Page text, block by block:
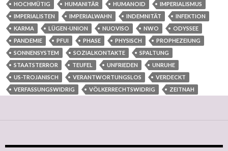
HOCHMÜTIG
HUMANITÄR HUMANOID
IMPERIALISMUS
IMPERIALISTEN
IMPERIALWAHN INDEMNITÄT
INFEKTION
KARMA
LÜGEN-UNION NUOVISO NWO
ODYSSEE
PANDEMIE
PFUI PHASE PHYSISCH
PROPHEZEIUNG
SONNENSYSTEM
SOZIALKONTAKTE
SPALTUNG
STAATSTERROR
TEUFEL UNFRIEDEN
UNRUHE
US-TROJANISCH
VERANTWORTUNGSLOS
VERDECKT
VERFASSUNGSWIDRIG
VÖLKERRECHTSWIDRIG ZEITNAH